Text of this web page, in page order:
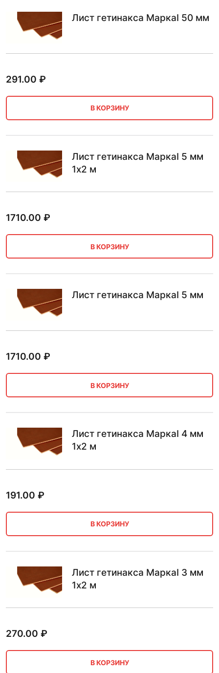
Лист гетинакса МаркаI 50 мм
291.00 ₽
В КОРЗИНУ
Лист гетинакса МаркаI 5 мм
1х2 м
1710.00 ₽
В КОРЗИНУ
Лист гетинакса МаркаI 5 мм
1710.00 ₽
В КОРЗИНУ
Лист гетинакса МаркаI 4 мм
1х2 м
191.00 ₽
В КОРЗИНУ
Лист гетинакса МаркаI 3 мм
1х2 м
270.00 ₽
В КОРЗИНУ